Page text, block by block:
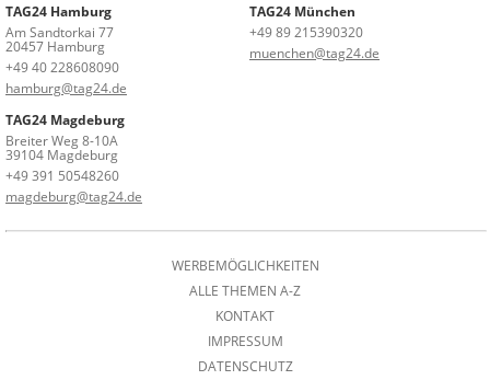
TAG24 Hamburg
Am Sandtorkai 77
20457 Hamburg
+49 40 228608090
hamburg@tag24.de
TAG24 München
+49 89 215390320
muenchen@tag24.de
TAG24 Magdeburg
Breiter Weg 8-10A
39104 Magdeburg
+49 391 50548260
magdeburg@tag24.de
WERBEMÖGLICHKEITEN
ALLE THEMEN A-Z
KONTAKT
IMPRESSUM
DATENSCHUTZ